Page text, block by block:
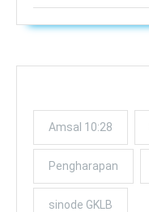
Amsal 10:28
Pengharapan
sinode GKLB